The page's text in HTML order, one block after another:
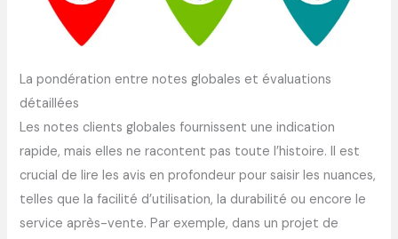
La pondération entre notes globales et évaluations
détaillées
Les notes clients globales fournissent une indication
rapide, mais elles ne racontent pas toute l’histoire. Il est
crucial de lire les avis en profondeur pour saisir les nuances,
telles que la facilité d’utilisation, la durabilité ou encore le
service après-vente. Par exemple, dans un projet de